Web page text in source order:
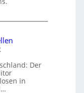
Der
in